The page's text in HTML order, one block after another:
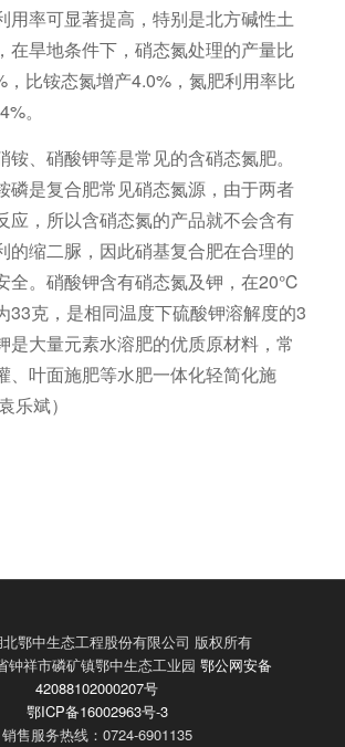
用率可显著提高，特别是北方碱性土
在旱地条件下，硝态氮处理的产量比
，比铵态氮增产4.0%，氮肥利用率比
。
铵、硝酸钾等是常见的含硝态氮肥。
磷是复合肥常见硝态氮源，由于两者
应，所以含硝态氮的产品就不会含有
的缩二脲，因此硝基复合肥在合理的
全。硝酸钾含有硝态氮及钾，在20℃
33克，是相同温度下硫酸钾溶解度的3
是大量元素水溶肥的优质原材料，常
、叶面施肥等水肥一体化轻简化施
乐斌）
鄂中生态工程股份有限公司 版权所有
钟祥市磷矿镇鄂中生态工业园 鄂公网安备
42088102000207号
鄂ICP备16002963号-3
销售服务热线：0724-6901135